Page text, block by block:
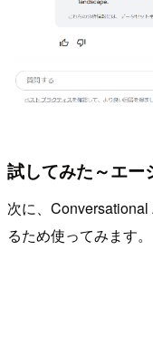
試してみた～エー
次に、
るため使ってみます。